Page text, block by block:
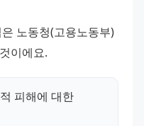
노동청(고용노동부)
이에요.
피해에 대한